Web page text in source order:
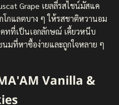
Grape เยลลี่รสไชน์มัสแค
กแลตบาง ๆ ให้รสชาติหวานอม
ทที่เป็นเอกลักษณ์ เคี้ยวหนึบ
มที่หาซื้อง่ายและถูกใจหลาย ๆ
Vanilla &